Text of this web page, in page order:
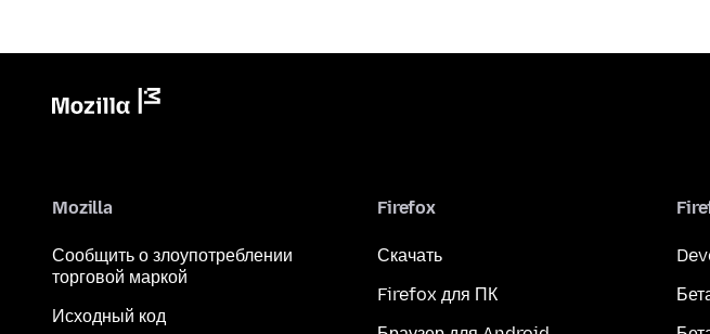
Mozilla
Сообщить о злоупотреблении
торговой маркой
Исходный код
Firefox
Скачать
Firefox для ПК